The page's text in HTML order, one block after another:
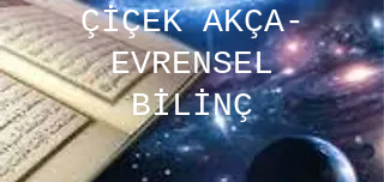
ÇİÇEK AKÇA-
EVRENSEL
BİLİNÇ